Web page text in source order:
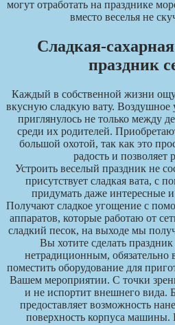
могут отработать на празднике
вместо веселья не
Сладкая-
праздник
Каждый в собственной жизни
вкусную сладкую вату. Воздушное
приглянулось не только между
среди их родителей.
большой охотой, так как это
радость и позволяет
Устроить веселый праздник не
присутствует сладкая вата, с
придумать даже интересные
Получают сладкое угощение с
аппаратов, которые работаю от
сладкий песок, на выходе мы
Вы хотите сделать
нетрадиционным, обязательно
поместить оборудование для
Вашем мероприятии. С точки
и не испортит внешнего вида.
предоставляет возможность
поверхность корпуса